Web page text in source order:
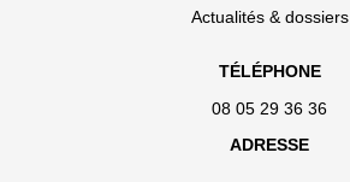
Actualités & dossiers
TÉLÉPHONE
08 05 29 36 36
ADRESSE